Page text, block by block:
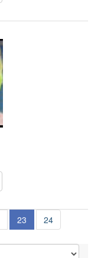
23 24